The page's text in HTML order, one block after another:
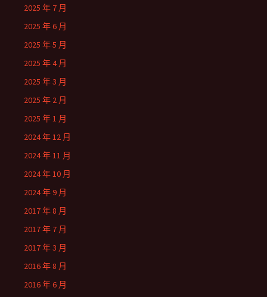
2025 年 7 月
2025 年 6 月
2025 年 5 月
2025 年 4 月
2025 年 3 月
2025 年 2 月
2025 年 1 月
2024 年 12 月
2024 年 11 月
2024 年 10 月
2024 年 9 月
2017 年 8 月
2017 年 7 月
2017 年 3 月
2016 年 8 月
2016 年 6 月